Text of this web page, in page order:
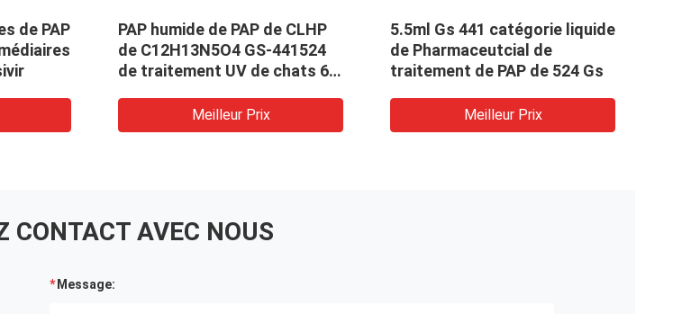
de PAP
PAP humide de PAP de CLHP
de C12H13N5O4 GS-441524
de traitement UV de chats 6-
Meilleur Prix
5.5ml Gs 441 catégorie liquide
de Pharmaceutcial de
traitement de PAP de 524 Gs
Meilleur Prix
CONTACT AVEC NOUS
Message: